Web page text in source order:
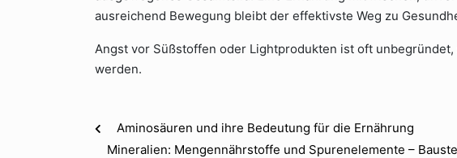
ausreichend Bewegung bleibt der effektivste Weg zu
Angst vor Süßstoffen oder Lightprodukten ist oft
werden.
Aminosäuren und ihre Bedeutung für die Ernährung
Mineralien: Mengennährstoffe und Spurenelemente –